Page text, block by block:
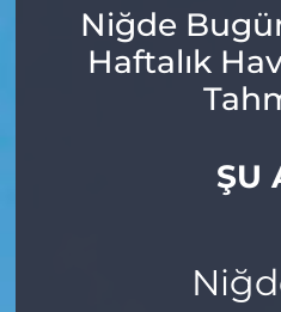
Niğde
Haftalık
ŞU